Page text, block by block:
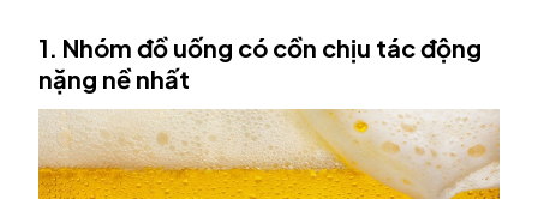
1. Nhóm đồ uống có cồn chịu tác động
nặng nề nhất